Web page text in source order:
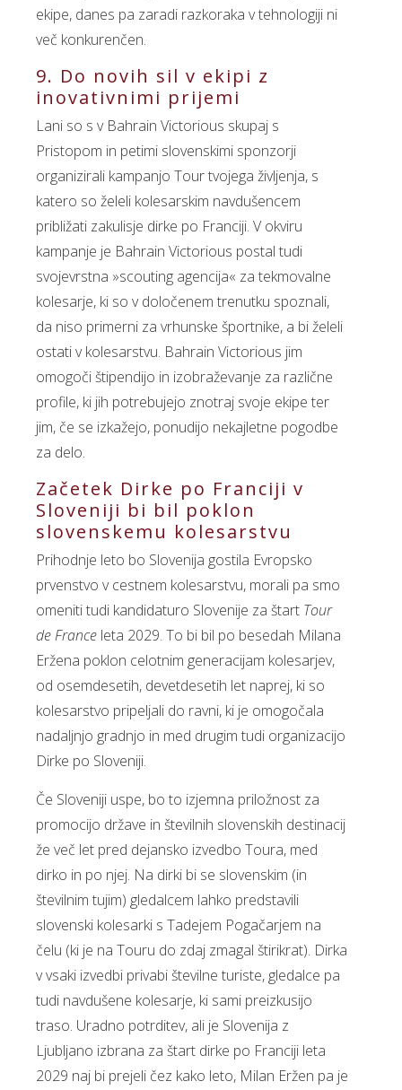
ekipe, danes pa zaradi razkoraka v tehnologiji ni
več konkurenčen.
9. Do novih sil v ekipi z
inovativnimi prijemi
Lani so s v Bahrain Victorious skupaj s
Pristopom in petimi slovenskimi sponzorji
organizirali kampanjo Tour tvojega življenja, s
katero so želeli kolesarskim navdušencem
približati zakulisje dirke po Franciji. V okviru
kampanje je Bahrain Victorious postal tudi
svojevrstna »scouting agencija« za tekmovalne
kolesarje, ki so v določenem trenutku spoznali,
da niso primerni za vrhunske športnike, a bi želeli
ostati v kolesarstvu. Bahrain Victorious jim
omogoči štipendijo in izobraževanje za različne
profile, ki jih potrebujejo znotraj svoje ekipe ter
jim, če se izkažejo, ponudijo nekajletne pogodbe
za delo.
Začetek Dirke po Franciji v
Sloveniji bi bil poklon
slovenskemu kolesarstvu
Prihodnje leto bo Slovenija gostila Evropsko
prvenstvo v cestnem kolesarstvu, morali pa smo
omeniti tudi kandidaturo Slovenije za štart Tour
de France leta 2029. To bi bil po besedah Milana
Eržena poklon celotnim generacijam kolesarjev,
od osemdesetih, devetdesetih let naprej, ki so
kolesarstvo pripeljali do ravni, ki je omogočala
nadaljnjo gradnjo in med drugim tudi organizacijo
Dirke po Sloveniji.
Če Sloveniji uspe, bo to izjemna priložnost za
promocijo države in številnih slovenskih destinacij
že več let pred dejansko izvedbo Toura, med
dirko in po njej. Na dirki bi se slovenskim (in
številnim tujim) gledalcem lahko predstavili
slovenski kolesarki s Tadejem Pogačarjem na
čelu (ki je na Touru do zdaj zmagal štirikrat). Dirka
v vsaki izvedbi privabi številne turiste, gledalce pa
tudi navdušene kolesarje, ki sami preizkusijo
traso. Uradno potrditev, ali je Slovenija z
Ljubljano izbrana za štart dirke po Franciji leta
2029 naj bi prejeli čez kako leto, Milan Eržen pa je